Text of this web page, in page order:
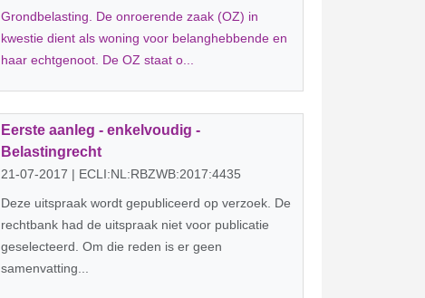
Grondbelasting. De onroerende zaak (OZ) in
kwestie dient als woning voor belanghebbende en
haar echtgenoot. De OZ staat o...
Eerste aanleg - enkelvoudig -
Belastingrecht
21-07-2017 | ECLI:NL:RBZWB:2017:4435
Deze uitspraak wordt gepubliceerd op verzoek. De
rechtbank had de uitspraak niet voor publicatie
geselecteerd. Om die reden is er geen
samenvatting...